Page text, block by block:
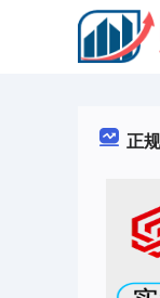
正